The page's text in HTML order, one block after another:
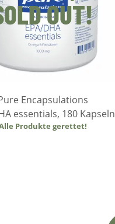
OUT!
Encapsulations
essentials, 180 Kapseln
Produkte gerettet!